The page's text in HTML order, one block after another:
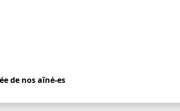
de nos aîné-es